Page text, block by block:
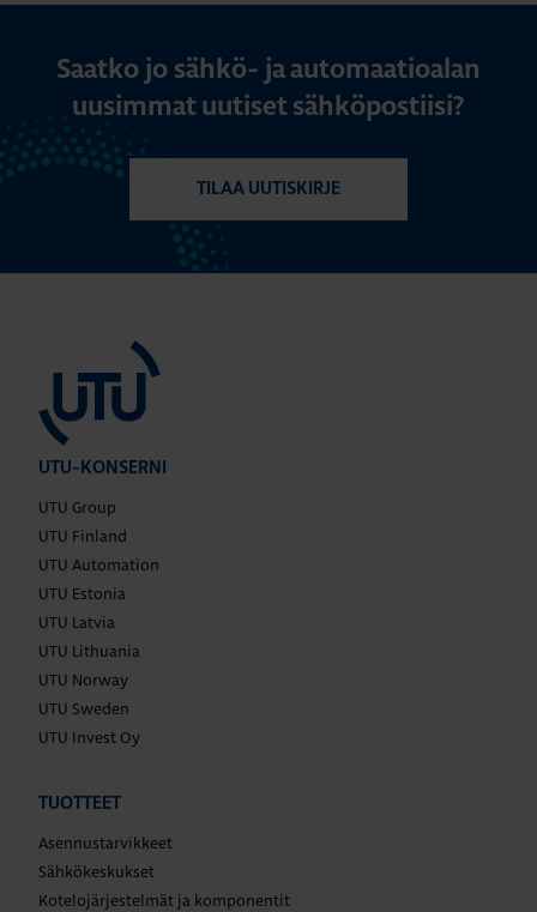
Saatko jo sähkö- ja automaatioalan
uusimmat uutiset sähköpostiisi?
TILAA UUTISKIRJE
UTU-KONSERNI
UTU Group
UTU Finland
UTU Automation
UTU Estonia
UTU Latvia
UTU Lithuania
UTU Norway
UTU Sweden
UTU Invest Oy
TUOTTEET
Asennustarvikkeet
Sähkökeskukset
Kotelojärjestelmät ja komponentit